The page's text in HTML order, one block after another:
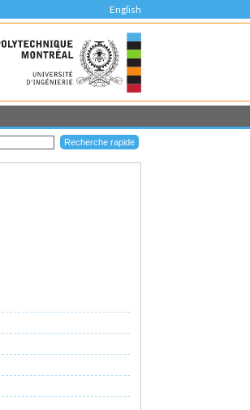
English